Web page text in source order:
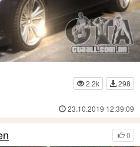
2.2k
298
23.10.2019 12:39:09
0